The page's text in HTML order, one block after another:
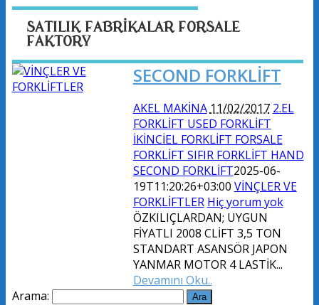
SATILIK FABRİKALAR FORSALE
FAKTORY
SECOND FORKLİFT
AKEL MAKİNA11/02/2017 2.EL
FORKLİFT USED FORKLİFT
İKİNCİEL FORKLİFT FORSALE
FORKLİFT SIFIR FORKLİFT HAND
SECOND FORKLİFT2025-06-
19T11:20:26+03:00 VİNÇLER VE
FORKLİFTLER Hiç yorum yok
ÖZKILIÇLARDAN; UYGUN
FİYATLI 2008 CLİFT 3,5 TON
STANDART ASANSÖR JAPON
YANMAR MOTOR 4 LASTİK...
Devamını Oku..
Arama: